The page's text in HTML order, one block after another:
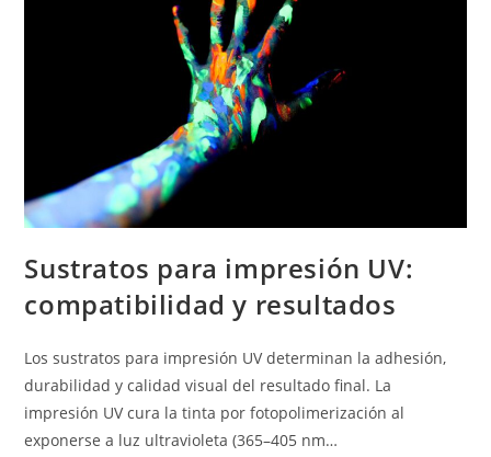
Sustratos para impresión UV:
compatibilidad y resultados
Los sustratos para impresión UV determinan la adhesión,
durabilidad y calidad visual del resultado final. La
impresión UV cura la tinta por fotopolimerización al
exponerse a luz ultravioleta (365–405 nm…